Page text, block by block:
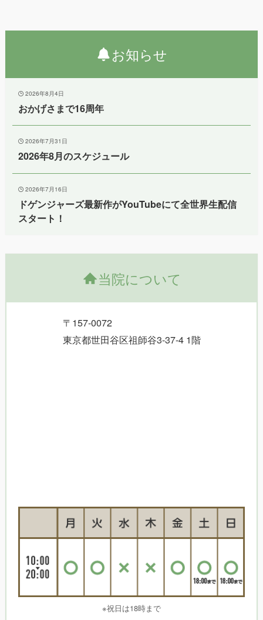
お知らせ
2026年8月4日
おかげさまで16周年
2026年7月31日
2026年8月のスケジュール
2026年7月16日
ドゲンジャーズ最新作がYouTubeにて全世界生配信
スタート！
当院について
〒157-0072
東京都世田谷区祖師谷3-37-4 1階
※祝日は18時まで